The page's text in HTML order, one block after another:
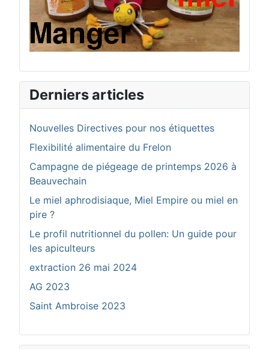
Derniers articles
Nouvelles Directives pour nos étiquettes
Flexibilité alimentaire du Frelon
Campagne de piégeage de printemps 2026 à
Beauvechain
Le miel aphrodisiaque, Miel Empire ou miel en
pire ?
Le profil nutritionnel du pollen: Un guide pour
les apiculteurs
extraction 26 mai 2024
AG 2023
Saint Ambroise 2023